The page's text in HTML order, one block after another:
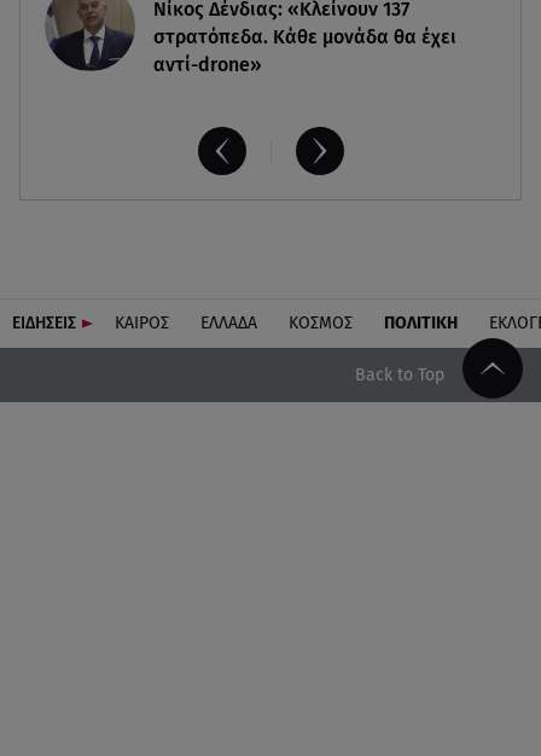
Νίκος Δένδιας: «Κλείνουν 137
στρατόπεδα. Kάθε μονάδα θα έχει
αντί-drone»
ΕΙΔΗΣΕΙΣ ΚΑΙΡΟΣ ΕΛΛΑΔΑ ΚΟΣΜΟΣ ΠΟΛΙΤΙΚΗ
Back to Top